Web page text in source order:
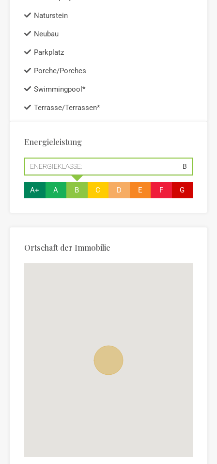
Naturstein
Neubau
Parkplatz
Porche/Porches
Swimmingpool*
Terrasse/Terrassen*
Energieleistung
ENERGIEKLASSE: B
A+ A B C D E F G
Ortschaft der Immobilie